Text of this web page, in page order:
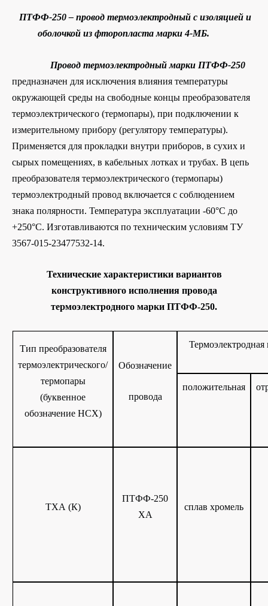
ПТФФ-250 – провод термоэлектродный с изоляцией и
оболочкой из фторопласта марки 4-МБ.
Провод термоэлектродныймарки ПТФФ-250
предназначен для исключения влияния температуры
окружающей среды на свободные концы преобразователя
термоэлектрического (термопары), при подключении к
измерительному прибору (регулятору температуры).
Применяется для прокладки внутри приборов, в сухих и
сырых помещениях, в кабельных лотках и трубах. В цепь
преобразователя термоэлектрического (термопары)
термоэлектродный провод включается с соблюдением
знака полярности. Температура эксплуатации -60°С до
+250°С. Изготавливаются по техническим условиям ТУ
3567-015-23477532-14.
Технические характеристики вариантов
конструктивного исполнения провода
термоэлектродного марки ПТФФ-250.
Тип преобразователя
термоэлектрического/
термопары
(буквенное
обозначение НСХ)
Обозначение
провода
Термоэлектродная
положительная
ТХА (К)
ПТФФ-250
ХА
сплав хромель